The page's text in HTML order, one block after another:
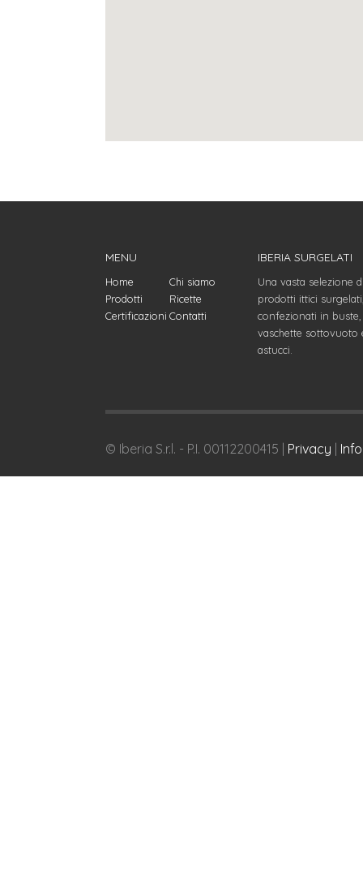
MENU
Home
Chi siamo
Prodotti
Ricette
Certificazioni Contatti
IBERIA SURGELATI
Una vasta selezione
prodotti ittici surgelati,
confezionati in buste,
vaschette sottovuoto
astucci.
© Iberia S.r.l. - P.I. 00112200415 | Privacy